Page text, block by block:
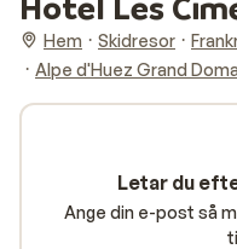
Hem Skidresor
Alpe d'Huez Grand
Letar du
Ange din e-post så